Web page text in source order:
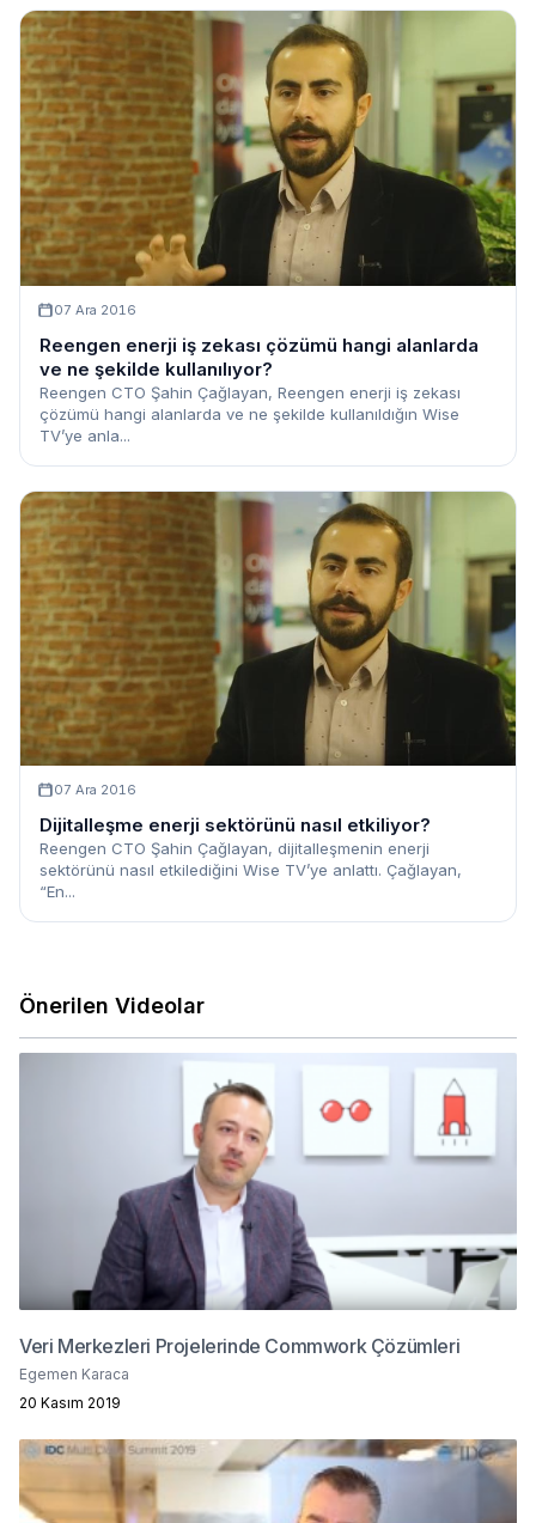
07 Ara 2016
Reengen enerji iş zekası çözümü hangi alanlarda
ve ne şekilde kullanılıyor?
Reengen CTO Şahin Çağlayan, Reengen enerji iş zekası
çözümü hangi alanlarda ve ne şekilde kullanıldığın Wise
TV’ye anla...
07 Ara 2016
Dijitalleşme enerji sektörünü nasıl etkiliyor?
Reengen CTO Şahin Çağlayan, dijitalleşmenin enerji
sektörünü nasıl etkilediğini Wise TV’ye anlattı. Çağlayan,
“En...
Önerilen Videolar
Veri Merkezleri Projelerinde Commwork Çözümleri
Egemen Karaca
20 Kasım 2019